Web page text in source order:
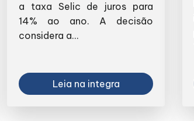
a taxa Selic de juros para
14% ao ano. A decisão
considera a...
Leia na integra